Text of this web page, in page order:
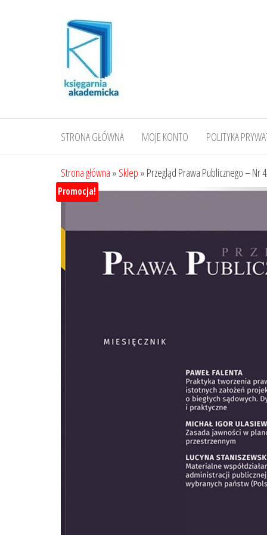
STRONA GŁÓWNA MOJE KONTO POLITYKA
Strona główna » Sklep » Przegląd Prawa Publicznego – Nr
Promocja!